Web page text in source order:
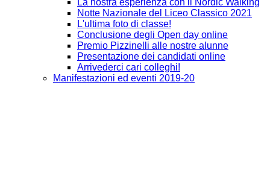
La nostra esperienza con il Nordic Walking
Notte Nazionale del Liceo Classico 2021
L'ultima foto di classe!
Conclusione degli Open day online
Premio Pizzinelli alle nostre alunne
Presentazione dei candidati online
Arrivederci cari colleghi!
Manifestazioni ed eventi 2019-20